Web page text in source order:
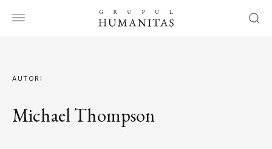
AUTORI
Michael Thompson